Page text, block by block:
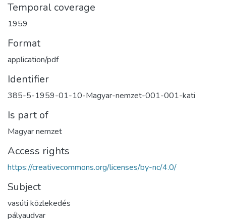
Temporal coverage
1959
Format
application/pdf
Identifier
385-5-1959-01-10-Magyar-nemzet-001-001-kati
Is part of
Magyar nemzet
Access rights
https://creativecommons.org/licenses/by-nc/4.0/
Subject
vasúti közlekedés
pályaudvar